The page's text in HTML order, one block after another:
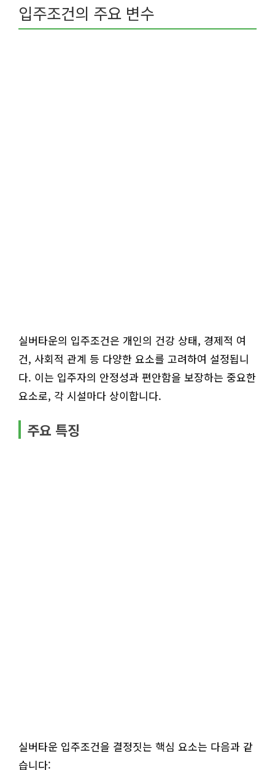
입주조건의 주요 변수
실버타운의 입주조건은 개인의 건강 상태, 경제적 여
건, 사회적 관계 등 다양한 요소를 고려하여 설정됩니
다. 이는 입주자의 안정성과 편안함을 보장하는 중요한
요소로, 각 시설마다 상이합니다.
주요 특징
실버타운 입주조건을 결정짓는 핵심 요소는 다음과 같
습니다: